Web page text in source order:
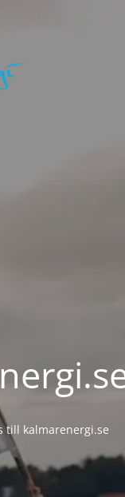
till kalmarenergi.se